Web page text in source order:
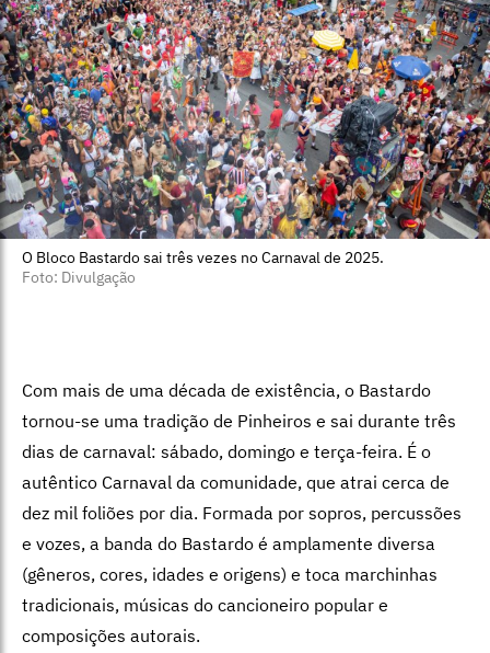
O Bloco Bastardo sai três vezes no Carnaval de 2025.
Foto: Divulgação
Com mais de uma década de existência, o Bastardo
tornou-se uma tradição de Pinheiros e sai durante três
dias de carnaval: sábado, domingo e terça-feira. É o
autêntico Carnaval da comunidade, que atrai cerca de
dez mil foliões por dia. Formada por sopros, percussões
e vozes, a banda do Bastardo é amplamente diversa
(gêneros, cores, idades e origens) e toca marchinhas
tradicionais, músicas do cancioneiro popular e
composições autorais.